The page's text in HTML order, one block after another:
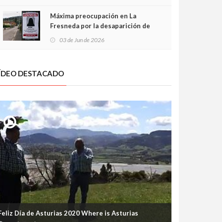
Máxima preocupación en La
Fresneda por la desaparición de
03 de Jun de 2026
DESTACADO
Día de Asturias 2020 Where is Asturias